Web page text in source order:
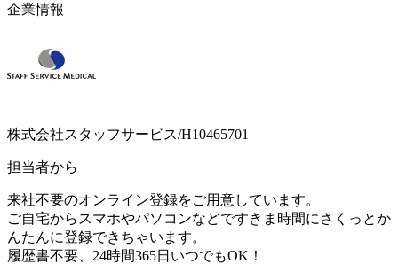
企業情報
株式会社スタッフサービス/H10465701
担当者から
来社不要のオンライン登録をご用意しています。
ご自宅からスマホやパソコンなどですきま時間にさくっとか
んたんに登録できちゃいます。
履歴書不要、24時間365日いつでもOK！